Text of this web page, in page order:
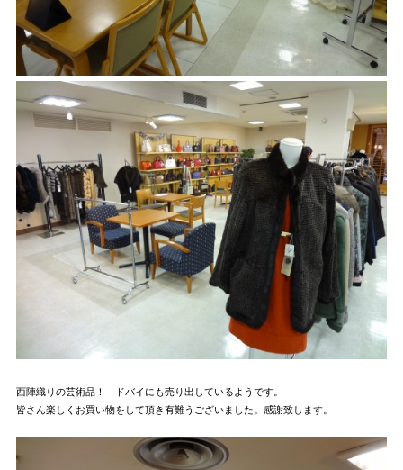
西陣織りの芸術品！ ドバイにも売り出しているようです。
皆さん楽しくお買い物をして頂き有難うございました。感謝致します。